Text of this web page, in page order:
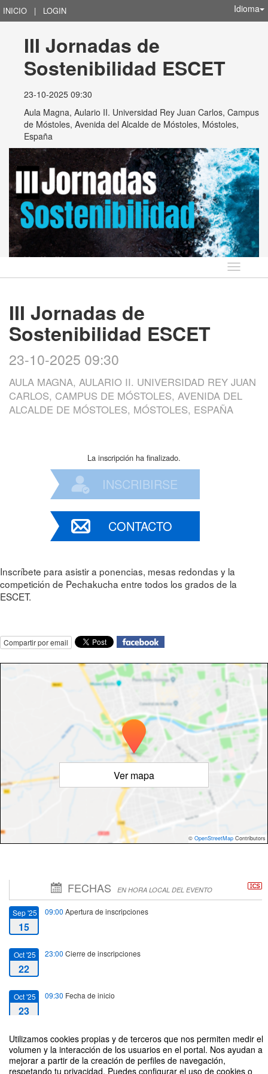
Utilizamos cookies propias y de terceros que nos permiten medir el
volumen y la interacción de los usuarios en el portal. Nos ayudan a
mejorar a partir de la creación de perfiles de navegación,
respetando tu privacidad. Puedes configurar el uso de cookies o
INICIO | LOGIN Idioma
III Jornadas de
Sostenibilidad ESCET
23-10-2025 09:30
Aula Magna, Aulario II. Universidad Rey Juan Carlos, Campus
de Móstoles, Avenida del Alcalde de Móstoles, Móstoles,
España
Idioma
III Jornadas de
Sostenibilidad ESCET
23-10-2025 09:30
AULA MAGNA, AULARIO II. UNIVERSIDAD REY JUAN
CARLOS, CAMPUS DE MÓSTOLES, AVENIDA DEL
ALCALDE DE MÓSTOLES, MÓSTOLES, ESPAÑA
La inscripción ha finalizado.
INSCRIBIRSE
CONTACTO
Inscríbete para asistir a ponencias, mesas redondas y la
competición de Pechakucha entre todos los grados de la
ESCET.
Compartir por email
Ver mapa
© OpenStreetMap Contributors
FECHAS EN HORA LOCAL DEL EVENTO
Sep '25
15
09:00 Apertura de inscripciones
Oct '25
22
23:00 Cierre de inscripciones
Oct '25
23
09:30 Fecha de inicio
Oct '25
23
18:00Fecha de fin